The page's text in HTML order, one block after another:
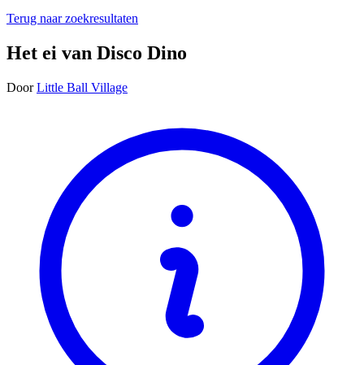
Terug naar zoekresultaten
Het ei van Disco Dino
Door Little Ball Village